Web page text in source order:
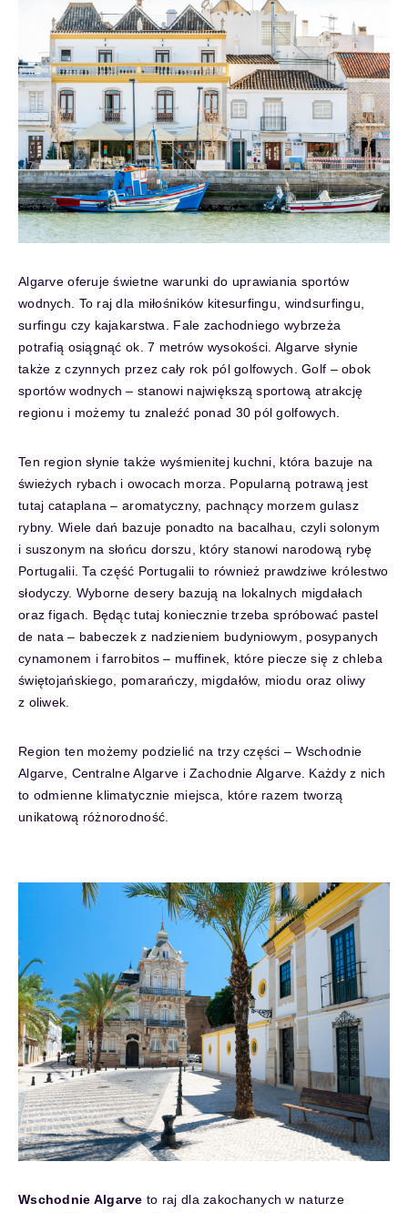
Algarve oferuje świetne warunki do uprawiania sportów
wodnych. To raj dla miłośników kitesurfingu, windsurfingu,
surfingu czy kajakarstwa. Fale zachodniego wybrzeża
potrafią osiągnąć ok. 7 metrów wysokości. Algarve słynie
także z czynnych przez cały rok pól golfowych. Golf – obok
sportów wodnych – stanowi największą sportową atrakcję
regionu i możemy tu znaleźć ponad 30 pól golfowych.
Ten region słynie także wyśmienitej kuchni, która bazuje na
świeżych rybach i owocach morza. Popularną potrawą jest
tutaj cataplana – aromatyczny, pachnący morzem gulasz
rybny. Wiele dań bazuje ponadto na bacalhau, czyli solonym
i suszonym na słońcu dorszu, który stanowi narodową rybę
Portugalii. Ta część Portugalii to również prawdziwe królestwo
słodyczy. Wyborne desery bazują na lokalnych migdałach
oraz figach. Będąc tutaj koniecznie trzeba spróbować pastel
de nata – babeczek z nadzieniem budyniowym, posypanych
cynamonem i farrobitos – muffinek, które piecze się z chleba
świętojańskiego, pomarańczy, migdałów, miodu oraz oliwy
z oliwek.
Region ten możemy podzielić na trzy części – Wschodnie
Algarve, Centralne Algarve i Zachodnie Algarve. Każdy z nich
to odmienne klimatycznie miejsca, które razem tworzą
unikatową różnorodność.
Wschodnie Algarve to raj dla zakochanych w naturze